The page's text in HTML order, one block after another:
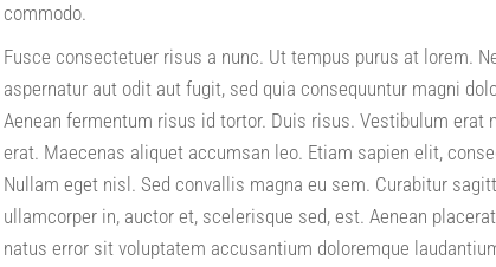
commodo.
Fusce consectetuer risus a nunc. Ut tempus purus at lorem.
aspernatur aut odit aut fugit, sed quia consequuntur magni
Aenean fermentum risus id tortor. Duis risus. Vestibulum erat
erat. Maecenas aliquet accumsan leo. Etiam sapien elit,
Nullam eget nisl. Sed convallis magna eu sem. Curabitur
ullamcorper in, auctor et, scelerisque sed, est. Aenean
natus error sit voluptatem accusantium doloremque